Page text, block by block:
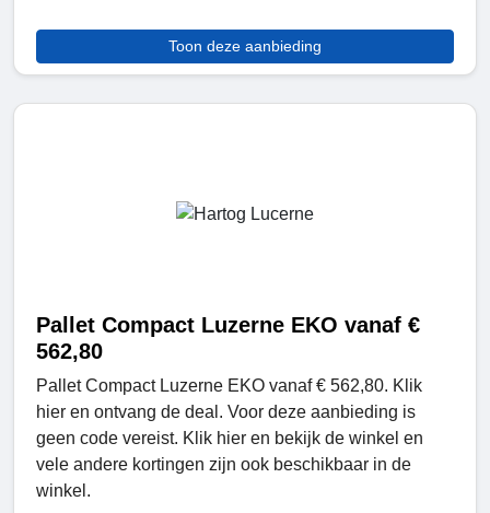
Toon deze aanbieding
Pallet Compact Luzerne EKO vanaf €
562,80
Pallet Compact Luzerne EKO vanaf € 562,80. Klik
hier en ontvang de deal. Voor deze aanbieding is
geen code vereist. Klik hier en bekijk de winkel en
vele andere kortingen zijn ook beschikbaar in de
winkel.